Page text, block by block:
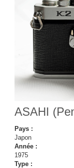
ASAHI
Pays :
Japon
Année :
1975
Type :